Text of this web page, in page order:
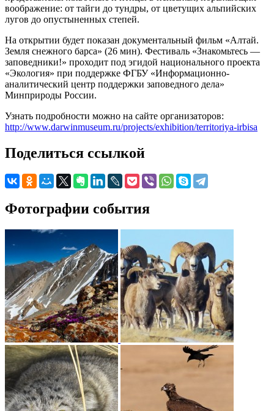
воображение: от тайги до тундры, от цветущих альпийских
лугов до опустыненных степей.
На открытии будет показан документальный фильм «Алтай.
Земля снежного барса» (26 мин). Фестиваль «Знакомьтесь —
заповедники!» проходит под эгидой национального проекта
«Экология» при поддержке ФГБУ «Информационно-
аналитический центр поддержки заповедного дела»
Минприроды России.
Узнать подробности можно на сайте организаторов:
http://www.darwinmuseum.ru/projects/exhibition/territoriya-irbisa
Поделиться ссылкой
Фотографии события